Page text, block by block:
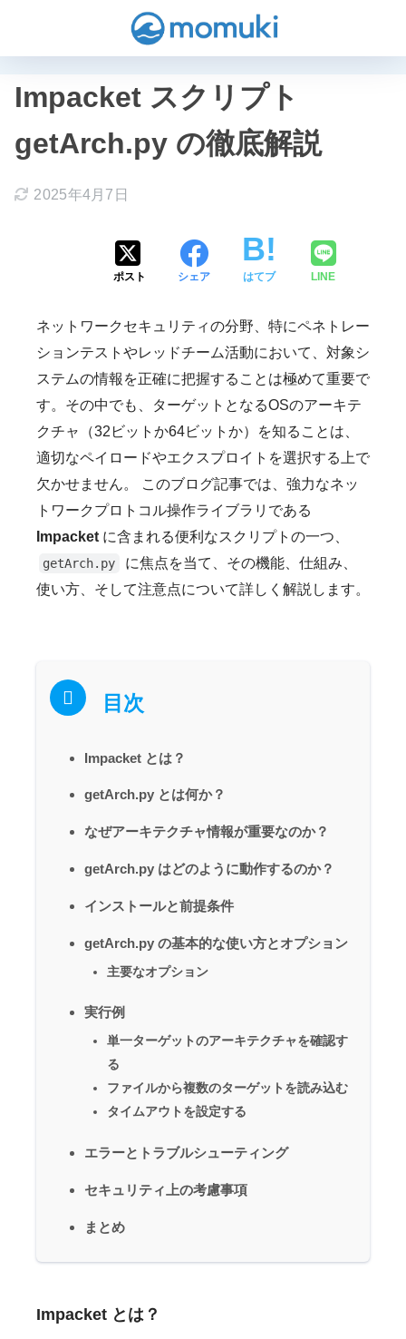
Impacket スクリプト
getArch.py の徹底解説
2025年4月7日
ポスト シェア はてブ LINE
ネットワークセキュリティの分野、特にペネトレー
ションテストやレッドチーム活動において、対象シ
ステムの情報を正確に把握することは極めて重要で
す。その中でも、ターゲットとなるOSのアーキテ
クチャ（32ビットか64ビットか）を知ることは、
適切なペイロードやエクスプロイトを選択する上で
欠かせません。 このブログ記事では、強力なネッ
トワークプロトコル操作ライブラリである
Impacket に含まれる便利なスクリプトの一つ、
getArch.py
に焦点を当て、その機能、仕組み、
使い方、そして注意点について詳しく解説します。
目次
Impacket とは？
getArch.py とは何か？
なぜアーキテクチャ情報が重要なのか？
getArch.py はどのように動作するのか？
インストールと前提条件
getArch.py の基本的な使い方とオプション
主要なオプション
実行例
単一ターゲットのアーキテクチャを確認す
る
ファイルから複数のターゲットを読み込む
タイムアウトを設定する
エラーとトラブルシューティング
セキュリティ上の考慮事項
まとめ
Impacket とは？